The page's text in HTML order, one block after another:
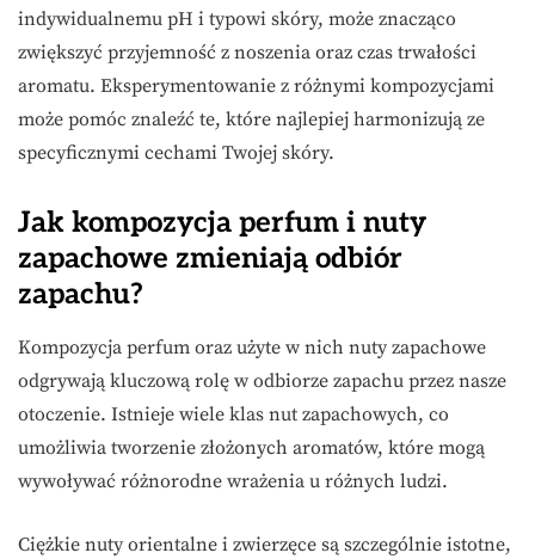
indywidualnemu pH i typowi skóry, może znacząco
zwiększyć przyjemność z noszenia oraz czas trwałości
aromatu. Eksperymentowanie z różnymi kompozycjami
może pomóc znaleźć te, które najlepiej harmonizują ze
specyficznymi cechami Twojej skóry.
Jak kompozycja perfum i nuty
zapachowe zmieniają odbiór
zapachu?
Kompozycja perfum oraz użyte w nich nuty zapachowe
odgrywają kluczową rolę w odbiorze zapachu przez nasze
otoczenie. Istnieje wiele klas nut zapachowych, co
umożliwia tworzenie złożonych aromatów, które mogą
wywoływać różnorodne wrażenia u różnych ludzi.
Ciężkie nuty orientalne i zwierzęce są szczególnie istotne,